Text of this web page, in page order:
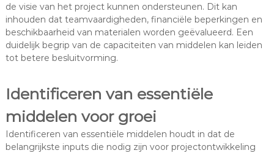
de visie van het project kunnen ondersteunen. Dit kan
inhouden dat teamvaardigheden, financiële beperkingen en
beschikbaarheid van materialen worden geëvalueerd. Een
duidelijk begrip van de capaciteiten van middelen kan leiden
tot betere besluitvorming.
Identificeren van essentiële
middelen voor groei
Identificeren van essentiële middelen houdt in dat de
belangrijkste inputs die nodig zijn voor projectontwikkeling